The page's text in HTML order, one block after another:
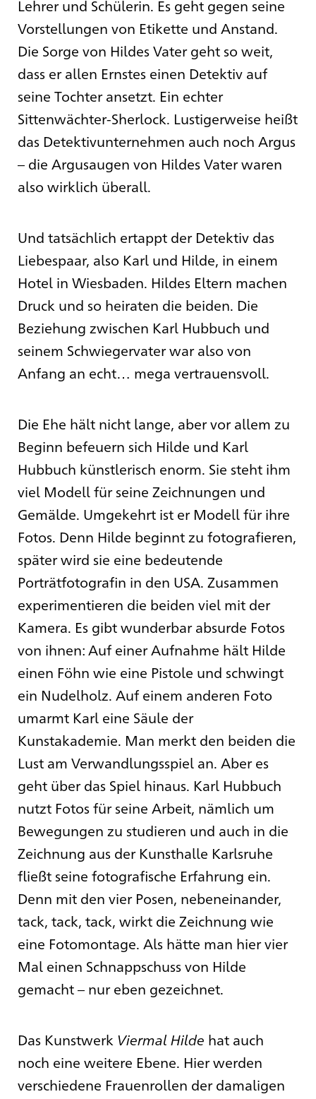
Lehrer und Schülerin. Es geht gegen seine
Vorstellungen von Etikette und Anstand.
Die Sorge von Hildes Vater geht so weit,
dass er allen Ernstes einen Detektiv auf
seine Tochter ansetzt. Ein echter
Sittenwächter-Sherlock. Lustigerweise heißt
das Detektivunternehmen auch noch Argus
– die Argusaugen von Hildes Vater waren
also wirklich überall.
Und tatsächlich ertappt der Detektiv das
Liebespaar, also Karl und Hilde, in einem
Hotel in Wiesbaden. Hildes Eltern machen
Druck und so heiraten die beiden. Die
Beziehung zwischen Karl Hubbuch und
seinem Schwiegervater war also von
Anfang an echt… mega vertrauensvoll.
Die Ehe hält nicht lange, aber vor allem zu
Beginn befeuern sich Hilde und Karl
Hubbuch künstlerisch enorm. Sie steht ihm
viel Modell für seine Zeichnungen und
Gemälde. Umgekehrt ist er Modell für ihre
Fotos. Denn Hilde beginnt zu fotografieren,
später wird sie eine bedeutende
Porträtfotografin in den USA. Zusammen
experimentieren die beiden viel mit der
Kamera. Es gibt wunderbar absurde Fotos
von ihnen: Auf einer Aufnahme hält Hilde
einen Föhn wie eine Pistole und schwingt
ein Nudelholz. Auf einem anderen Foto
umarmt Karl eine Säule der
Kunstakademie. Man merkt den beiden die
Lust am Verwandlungsspiel an. Aber es
geht über das Spiel hinaus. Karl Hubbuch
nutzt Fotos für seine Arbeit, nämlich um
Bewegungen zu studieren und auch in die
Zeichnung aus der Kunsthalle Karlsruhe
fließt seine fotografische Erfahrung ein.
Denn mit den vier Posen, nebeneinander,
tack, tack, tack, wirkt die Zeichnung wie
eine Fotomontage. Als hätte man hier vier
Mal einen Schnappschuss von Hilde
gemacht – nur eben gezeichnet.
Das Kunstwerk Viermal Hilde hat auch
noch eine weitere Ebene. Hier werden
verschiedene Frauenrollen der damaligen